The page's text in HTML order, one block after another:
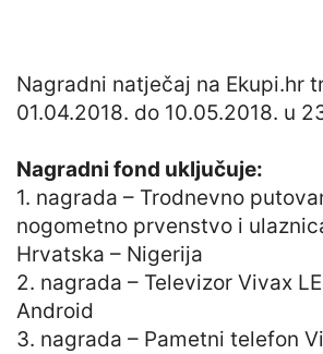
Nagradni natječaj na Ekupi.hr
01.04.2018. do 10.05.2018. u
Nagradni fond uključuje:
1. nagrada – Trodnevno
nogometno prvenstvo i
Hrvatska – Nigerija
2. nagrada – Televizor Vivax
Android
3. nagrada – Pametni telefon